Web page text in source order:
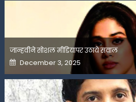
जान्हवीने सोशल मीडियापर उठाये सवाल
Posted
on
December 3, 2025